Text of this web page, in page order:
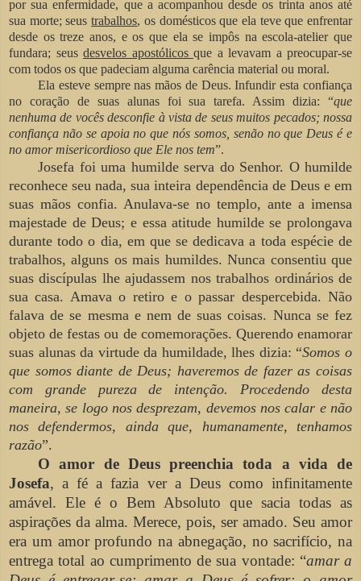
por sua enfermidade, que a acompanhou desde os trinta anos até
sua morte; seustrabalhos, os domésticos que ela teve que enfrentar
desde os treze anos, e os que ela se impôs na escola-atelier que
fundara; seus desvelos apostólicos que a levavam a preocupar-se
com todos os que padeciam alguma carência material ou moral.
Ela esteve sempre nas mãos de Deus. Infundir esta confiança
no coração de suas alunas foi sua tarefa. Assim dizia: “que
nenhuma de vocês desconfie à vista de seus muitos pecados; nossa
confiança não se apoia no que nós somos, senão no que Deus é e
no amor misericordioso que Ele nos tem”.
Josefa foi uma humilde serva do Senhor. O humilde
reconhece seu nada, sua inteira dependência de Deus e em
suas mãos confia. Anulava-se no templo, ante a imensa
majestade de Deus; e essa atitude humilde se prolongava
durante todo o dia, em que se dedicava a toda espécie de
trabalhos, alguns os mais humildes. Nunca consentiu que
suas discípulas lhe ajudassem nos trabalhos ordinários de
sua casa. Amava o retiro e o passar despercebida. Não
falava de se mesma e nem de suas coisas. Nunca se fez
objeto de festas ou de comemorações. Querendo enamorar
suas alunas da virtude da humildade, lhes dizia: “Somos o
que somos diante de Deus; haveremos de fazer as coisas
com grande pureza de intenção. Procedendo desta
maneira, se logo nos desprezam, devemos nos calar e não
nos defendermos, ainda que,
humanamente, tenhamos
razão”.
O amor de Deus preenchia toda a vida de
Josefa, a fé a fazia ver a Deus como infinitamente
amável. Ele é o Bem Absoluto que sacia todas as
aspirações da alma. Merece, pois, ser amado. Seu amor
era um amor profundo na abnegação, no sacrifício, na
entrega total ao cumprimento de sua vontade: “amar a